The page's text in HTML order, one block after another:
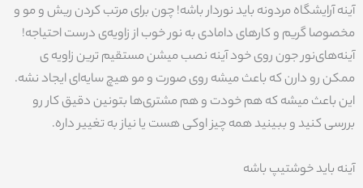
آینه آرایشگاه مردونه باید نوردار باشه! چون برای مرتب کردن ریش و مو و
مخصوصا گریم و کارهای دامادی به نور خوب از زاویه‌ی درست احتیاجه!
آینه‌های‌نور جون روی خود آینه نصب میشن مستقیم ترین زاویه ی
ممکن رو دارن که باعث میشه روی صورت و مو هیچ سایه‌ای ایجاد نشه.
این باعث میشه که هم خودت و هم مشتری‌ها بتونین دقیق کار رو
بررسی کنید و ببینید همه چیز اوکی هست یا نیاز به تغییر داره.
آینه باید خوشتیپ باشه